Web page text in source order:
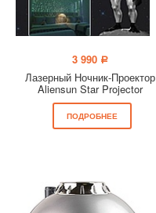
3 990 a
Лазерный Ночник-Проектор
Aliensun Star Projector
ПОДРОБНЕЕ